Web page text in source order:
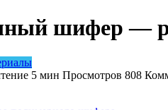
шифер —
5 мин Просмотров 808